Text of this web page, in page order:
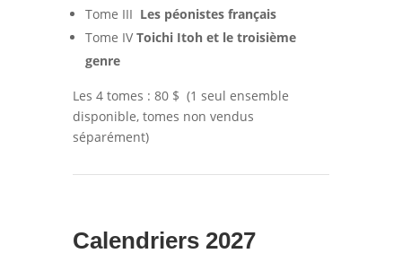
Tome III Les péonistes français
Tome IV Toichi Itoh et le troisième
genre
Les 4 tomes : 80 $ (1 seul ensemble
disponible, tomes non vendus
séparément)
Calendriers 2027